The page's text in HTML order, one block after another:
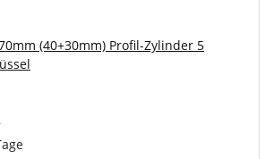
(40+30mm) Profil-Zylinder 5